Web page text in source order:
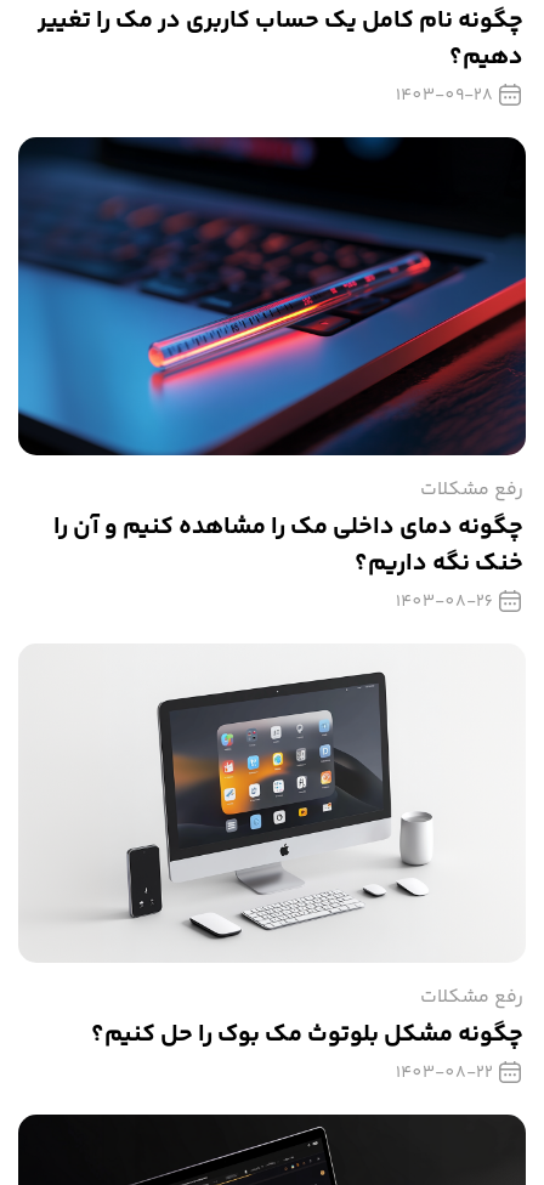
چگونه نام کامل یک حساب کاربری در مک را تغییر
دهیم؟
1403-09-28
رفع مشکلات
چگونه دمای داخلی مک را مشاهده کنیم و آن را
خنک نگه داریم؟
1403-08-26
رفع مشکلات
چگونه مشکل بلوتوث مک بوک را حل کنیم؟
1403-08-22